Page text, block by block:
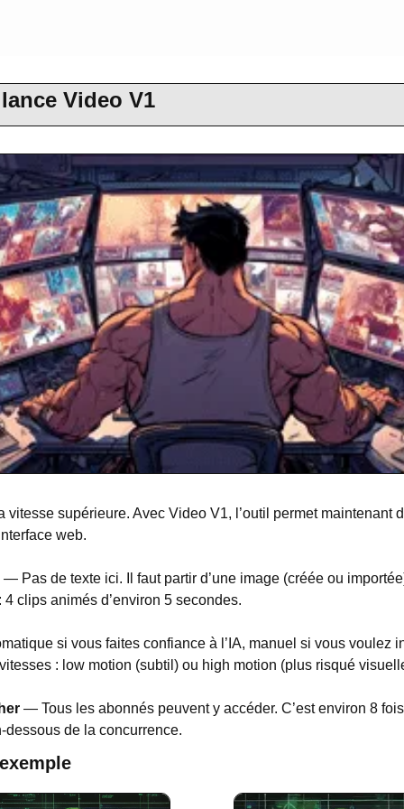
Video V1
vitesse supérieure. Avec Video V1, l’outil permet maintenant
web.
— Pas de texte ici. Il faut partir d’une image (créée ou
clips animés d’environ 5 secondes.
si vous faites confiance à l’IA, manuel si vous voulez
: low motion (subtil) ou high motion (plus risqué
— Tous les abonnés peuvent y accéder. C’est environ 8
dessous de la concurrence.